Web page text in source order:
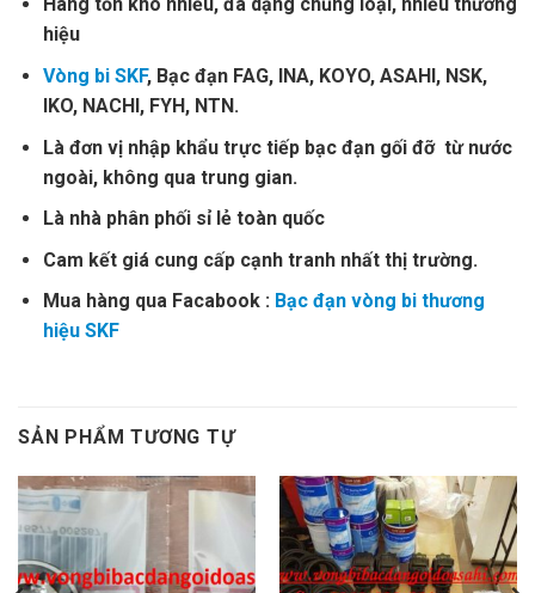
Hàng tồn kho nhiều, đa dạng chủng loại, nhiều thương
hiệu
Vòng bi SKF, Bạc đạn FAG, INA, KOYO, ASAHI, NSK,
IKO, NACHI, FYH, NTN.
Là đơn vị nhập khẩu trực tiếp bạc đạn gối đỡ từ nước
ngoài, không qua trung gian.
Là nhà phân phối sỉ lẻ toàn quốc
Cam kết giá cung cấp cạnh tranh nhất thị trường.
Mua hàng qua Facabook : Bạc đạn vòng bi thương
hiệu SKF
SẢN PHẨM TƯƠNG TỰ